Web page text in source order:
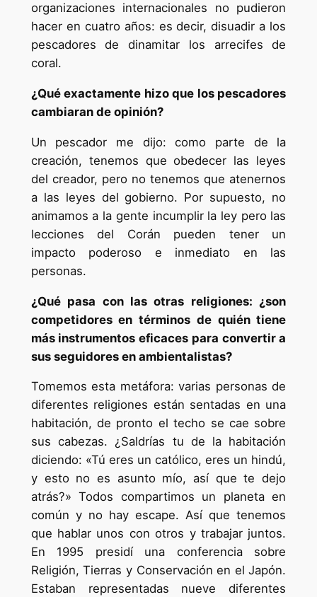
organizaciones internacionales no pudieron
hacer en cuatro años: es decir, disuadir a los
pescadores de dinamitar los arrecifes de
coral.
¿Qué exactamente hizo que los pescadores
cambiaran de opinión?
Un pescador me dijo: como parte de la
creación, tenemos que obedecer las leyes
del creador, pero no tenemos que atenernos
a las leyes del gobierno. Por supuesto, no
animamos a la gente incumplir la ley pero las
lecciones del Corán pueden tener un
impacto poderoso e inmediato en las
personas.
¿Qué pasa con las otras religiones: ¿son
competidores en términos de quién tiene
más instrumentos eficaces para convertir a
sus seguidores en ambientalistas?
Tomemos esta metáfora: varias personas de
diferentes religiones están sentadas en una
habitación, de pronto el techo se cae sobre
sus cabezas. ¿Saldrías tu de la habitación
diciendo: «Tú eres un católico, eres un hindú,
y esto no es asunto mío, así que te dejo
atrás?» Todos compartimos un planeta en
común y no hay escape. Así que tenemos
que hablar unos con otros y trabajar juntos.
En 1995 presidí una conferencia sobre
Religión, Tierras y Conservación en el Japón.
Estaban representadas nueve diferentes